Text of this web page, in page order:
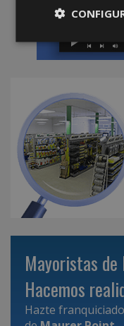
Mayoristas
Hacemos
Hazte franquiciado